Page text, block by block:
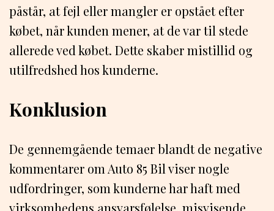
påstår, at fejl eller mangler er opstået efter
købet, når kunden mener, at de var til stede
allerede ved købet. Dette skaber mistillid og
utilfredshed hos kunderne.
Konklusion
De gennemgående temaer blandt de negative
kommentarer om Auto 85 Bil viser nogle
udfordringer, som kunderne har haft med